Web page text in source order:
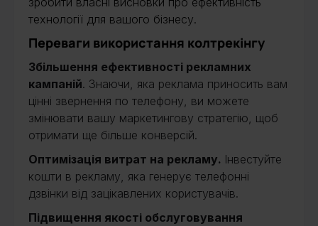
технології для вашого бізнесу.
Переваги використання колтрекінгу
Збільшення ефективності рекламних
кампаній. Знаючи, яка реклама приносить вам
цінні звернення по телефону, ви можете
змінювати вашу маркетингову стратегію, щоб
отримати ще більше конверсій.
Оптимізація витрат на рекламу. Інвестуйте
кошти в рекламу, яка генерує телефонні
дзвінки від зацікавлених користувачів.
Підвищення якості обслуговування